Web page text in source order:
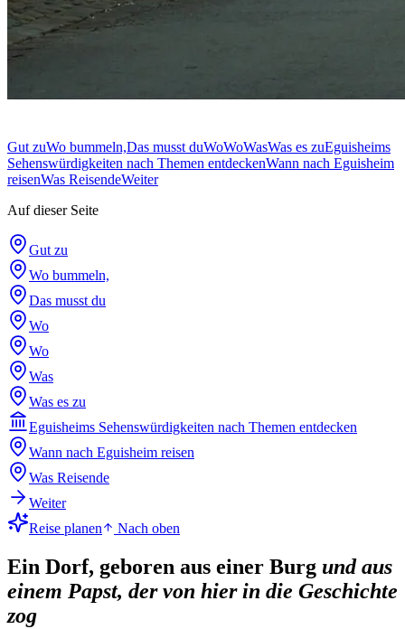
Gut zuWo bummeln,Das musst duWoWoWasWas es zuEguisheims
Sehenswürdigkeiten nach Themen entdeckenWann nach Eguisheim
reisenWas ReisendeWeiter
Auf dieser Seite
Gut zu
Wo bummeln,
Das musst du
Wo
Wo
Was
Was es zu
Eguisheims Sehenswürdigkeiten nach Themen entdecken
Wann nach Eguisheim reisen
Was Reisende
Weiter
Reise planen
Nach oben
Ein Dorf, geboren aus einer Burg und aus
einem Papst, der von hier in die Geschichte
zog